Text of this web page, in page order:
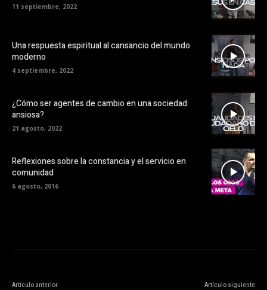
11 septiembre, 2022
Una respuesta espiritual al cansancio del mundo
moderno
4 septiembre, 2022
¿Cómo ser agentes de cambio en una sociedad
ansiosa?
21 agosto, 2022
Reflexiones sobre la constancia y el servicio en
comunidad
6 agosto, 2016
Artículo anterior Artículo siguiente